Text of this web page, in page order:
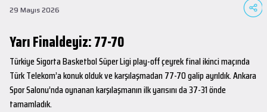
29 Mayıs 2026
Yarı Finaldeyiz: 77-70
Türkiye Sigorta Basketbol Süper Ligi play-off çeyrek final ikinci maçında
Türk Telekom’a konuk olduk ve karşılaşmadan 77-70 galip ayrıldık. Ankara
Spor Salonu’nda oynanan karşılaşmanın ilk yarısını da 37-31 önde
tamamladık.